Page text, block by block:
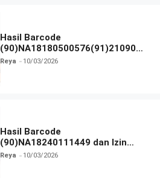
Hasil Barcode
(90)NA18180500576(91)210906
dan Izin BPOM
Reya 10/03/2026
Hasil Barcode
(90)NA18240111449 dan Izin
BPOM
Reya 10/03/2026